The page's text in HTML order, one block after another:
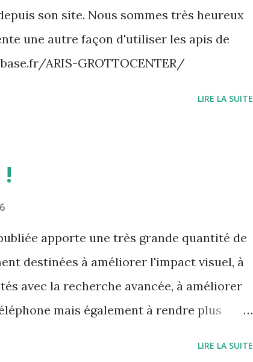
son site. Nous sommes très heureux
une autre façon d'utiliser les apis de
ARIS-GROTTOCENTER/
LIRE LA SUITE
apporte une très grande quantité de
destinées à améliorer l'impact visuel, à
avec la recherche avancée, à améliorer
mais également à rendre plus
LIRE LA SUITE